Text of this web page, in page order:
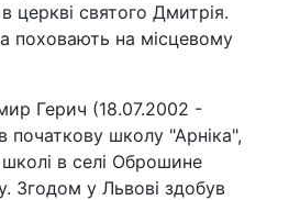
церкві святого Дмитрія.
поховають на місцевому
Герич (18.07.2002 -
початкову школу "Арніка",
в селі Оброшине
Згодом у Львові здобув